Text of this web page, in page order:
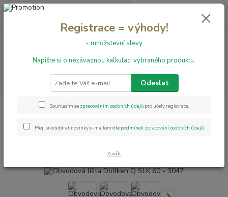
+420 731 199 591 0,00 Kč
Obvodové lišty Obvodová lišta Döllken Q SLK 60 - 3047
Obvodová lišta Döllken Q SLK 60
Registrace = výhody!
- množstevní slevy
Napište si o nezávaznou kalkulaci vybraného produktu.
Odeslat
Souhlasím se zpracováním osobních údajů pro účely registrace.
Přeji si odebírat novinky e-mailem dle podmínek zpracování osobních údajů.
Zavřít